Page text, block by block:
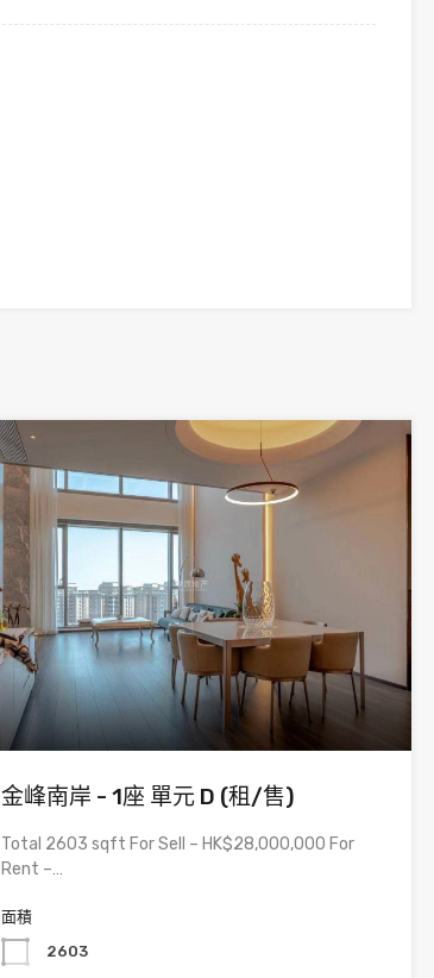
金峰南岸 - 1座 單元 D (租/售)
Total 2603 sqft For Sell – HK$28,000,000 For
Rent –…
面積
2603